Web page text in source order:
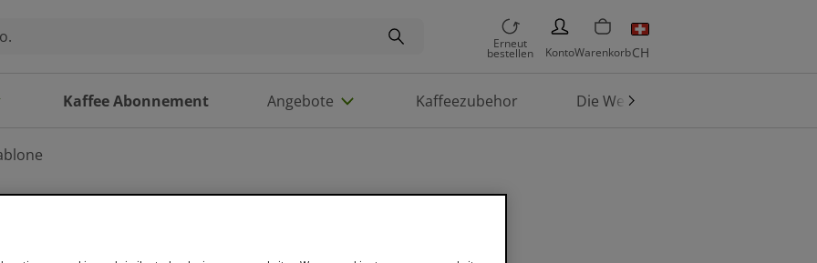
Erneut
bestellen
PERSON
KontoWarenkorbCH
Kaffee Abonnement Angebote Kaffeezubehor Die Welt von TASSIMO